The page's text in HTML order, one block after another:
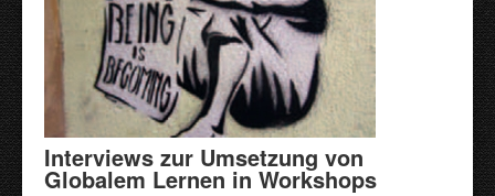
Interviews zur Umsetzung von
Globalem Lernen in Workshops